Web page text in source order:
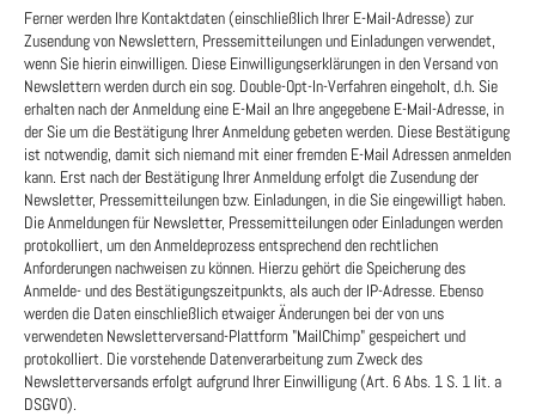
Ferner werden Ihre Kontaktdaten (einschließlich Ihrer E-Mail-Adresse) zur
Zusendung von Newslettern, Pressemitteilungen und Einladungen verwendet,
wenn Sie hierin einwilligen. Diese Einwilligungserklärungen in den Versand von
Newslettern werden durch ein sog. Double-Opt-In-Verfahren eingeholt, d.h. Sie
erhalten nach der Anmeldung eine E-Mail an Ihre angegebene E-Mail-Adresse, in
der Sie um die Bestätigung Ihrer Anmeldung gebeten werden. Diese Bestätigung
ist notwendig, damit sich niemand mit einer fremden E-Mail Adressen anmelden
kann. Erst nach der Bestätigung Ihrer Anmeldung erfolgt die Zusendung der
Newsletter, Pressemitteilungen bzw. Einladungen, in die Sie eingewilligt haben.
Die Anmeldungen für Newsletter, Pressemitteilungen oder Einladungen werden
protokolliert, um den Anmeldeprozess entsprechend den rechtlichen
Anforderungen nachweisen zu können. Hierzu gehört die Speicherung des
Anmelde- und des Bestätigungszeitpunkts, als auch der IP-Adresse. Ebenso
werden die Daten einschließlich etwaiger Änderungen bei der von uns
verwendeten Newsletterversand-Plattform "MailChimp" gespeichert und
protokolliert. Die vorstehende Datenverarbeitung zum Zweck des
Newsletterversands erfolgt aufgrund Ihrer Einwilligung (Art. 6 Abs. 1 S. 1 lit. a
DSGVO).